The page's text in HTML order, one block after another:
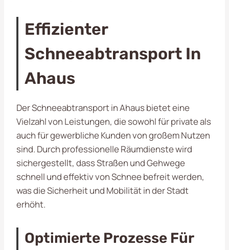
Effizienter
Schneeabtransport In
Ahaus
Der Schneeabtransport in Ahaus bietet eine
Vielzahl von Leistungen, die sowohl für private als
auch für gewerbliche Kunden von großem Nutzen
sind. Durch professionelle Räumdienste wird
sichergestellt, dass Straßen und Gehwege
schnell und effektiv von Schnee befreit werden,
was die Sicherheit und Mobilität in der Stadt
erhöht.
Optimierte Prozesse Für